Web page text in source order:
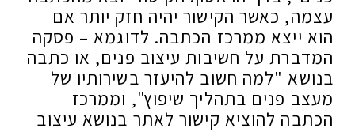
עצמה, כאשר הקישור יהיה חזק יותר אם
הוא ייצא ממרכז הכתבה. לדוגמא – פסקה
המדברת על חשיבות עיצוב פנים, או כתבה
בנושא "למה חשוב להיעזר בשירותיו של
מעצב פנים בתהליך שיפוץ", וממרכז
הכתבה להוציא קישור לאתר בנושא עיצוב